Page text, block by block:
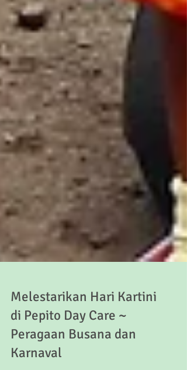
Melestarikan Hari Kartini
di Pepito Day Care ~
Peragaan Busana dan